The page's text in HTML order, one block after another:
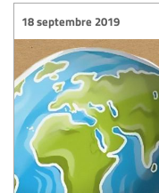
18 septembre 2019